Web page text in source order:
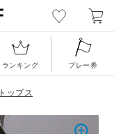
ランキング プレー券
トップス